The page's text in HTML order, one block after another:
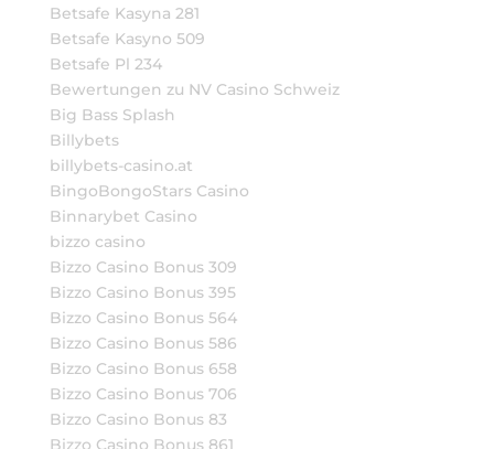
Betsafe Kasyna 281
Betsafe Kasyno 509
Betsafe Pl 234
Bewertungen zu NV Casino Schweiz
Big Bass Splash
Billybets
billybets-casino.at
BingoBongoStars Casino
Binnarybet Casino
bizzo casino
Bizzo Casino Bonus 309
Bizzo Casino Bonus 395
Bizzo Casino Bonus 564
Bizzo Casino Bonus 586
Bizzo Casino Bonus 658
Bizzo Casino Bonus 706
Bizzo Casino Bonus 83
Bizzo Casino Bonus 861